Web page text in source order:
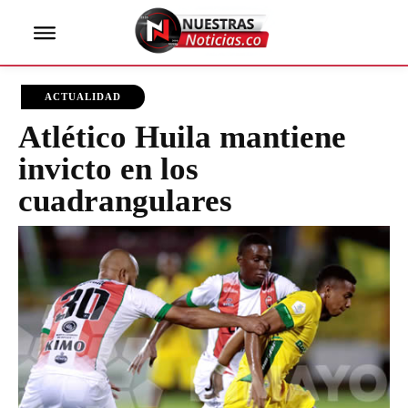
ACTUALIDAD
Atlético Huila mantiene
invicto en los
cuadrangulares